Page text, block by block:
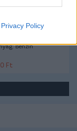
Privacy Policy
Benzin
Ft